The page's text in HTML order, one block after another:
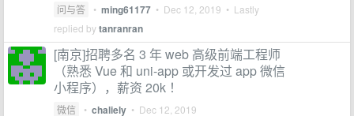
问与答 • ming61177 • Dec 12, 2019 • Lastly
replied bytanranran
[南京]招聘多名 3 年 web 高级前端工程师
（熟悉 Vue 和 uni-app 或开发过 app 微信
小程序），薪资 20k ！
微信 • chaliely • Dec 12, 2019